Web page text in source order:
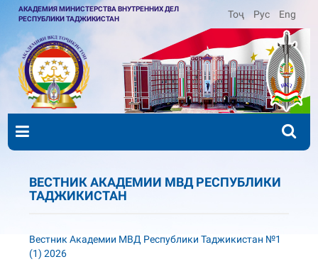
АКАДЕМИЯ МИНИСТЕРСТВА ВНУТРЕННИХ ДЕЛ
РЕСПУБЛИКИ ТАДЖИКИСТАН
Тоҷ Рус Eng
ВЕСТНИК АКАДЕМИИ МВД РЕСПУБЛИКИ
ТАДЖИКИСТАН
Вестник Академии МВД Республики Таджикистан №1
(1) 2026